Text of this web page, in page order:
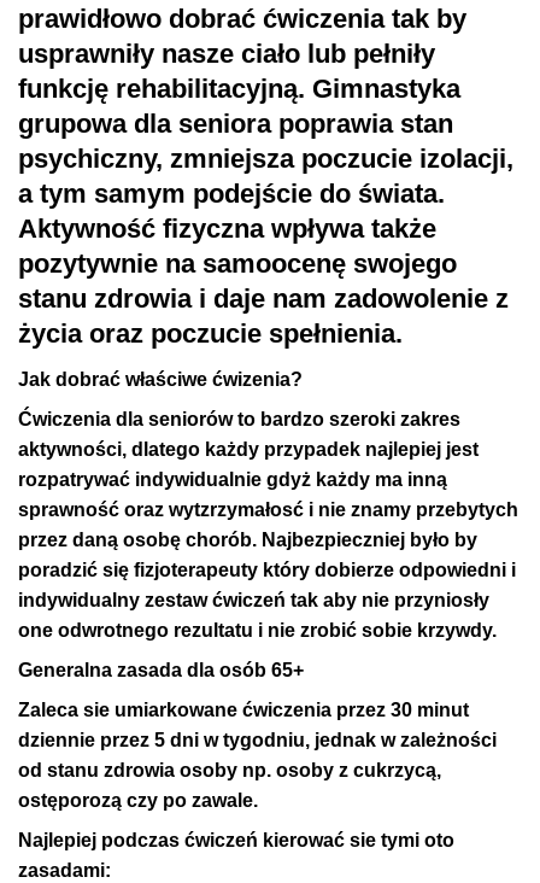
prawidłowo dobrać ćwiczenia tak by
usprawniły nasze ciało lub pełniły
funkcję rehabilitacyjną. Gimnastyka
grupowa dla seniora poprawia stan
psychiczny, zmniejsza poczucie izolacji,
a tym samym podejście do świata.
Aktywność fizyczna wpływa także
pozytywnie na samoocenę swojego
stanu zdrowia i daje nam zadowolenie z
życia oraz poczucie spełnienia.
Jak dobrać właściwe ćwizenia?
Ćwiczenia dla seniorów to bardzo szeroki zakres
aktywności, dlatego każdy przypadek najlepiej jest
rozpatrywać indywidualnie gdyż każdy ma inną
sprawność oraz wytzrzymałosć i nie znamy przebytych
przez daną osobę chorób. Najbezpieczniej było by
poradzić się fizjoterapeuty który dobierze odpowiedni i
indywidualny zestaw ćwiczeń tak aby nie przyniosły
one odwrotnego rezultatu i nie zrobić sobie krzywdy.
Generalna zasada dla osób 65+
Zaleca sie umiarkowane ćwiczenia przez 30 minut
dziennie przez 5 dni w tygodniu, jednak w zależności
od stanu zdrowia osoby np. osoby z cukrzycą,
ostęporozą czy po zawale.
Najlepiej podczas ćwiczeń kierować sie tymi oto
zasadami: